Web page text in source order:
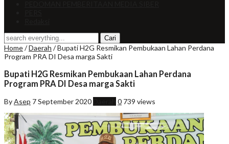
Home/Daerah /Bupati H2G Resmikan Pembukaan Lahan Perdana
Program PRA DI Desa marga Sakti
Bupati H2G Resmikan Pembukaan Lahan Perdana
Program PRA DI Desa marga Sakti
ByAsep 7 September 2020 0 739 views